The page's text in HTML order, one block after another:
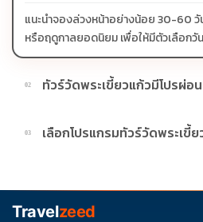
แนะนำจองล่วงหน้าอย่างน้อย 30-60 วั
หรือฤดูกาลยอดนิยม เพื่อให้มีตัวเลือกวัน
02 ทัวร์วัดพระเขี้ยวแก้วมีโปรผ่อ
บางโปรแกรมมีโปรผ่อน 0% หรือโปรโ
บริษัทกำหนด สามารถดูสัญลักษณ์โปรโม
03 เลือกโปรแกรมทัวร์วัดพระเขี้
ช่วงราคา ไม่ควรเทียบจากราคาต่ำสุดเ
Travelzeed